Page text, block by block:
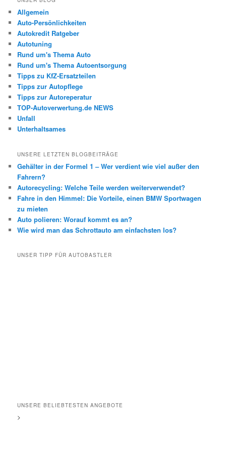
Allgemein
Auto-Persönlichkeiten
Autokredit Ratgeber
Autotuning
Rund um's Thema Auto
Rund um's Thema Autoentsorgung
Tipps zu KfZ-Ersatzteilen
Tipps zur Autopflege
Tipps zur Autoreperatur
TOP-Autoverwertung.de NEWS
Unfall
Unterhaltsames
UNSERE LETZTEN BLOGBEITRÄGE
Gehälter in der Formel 1 – Wer verdient wie viel außer den
Fahrern?
Autorecycling: Welche Teile werden weiterverwendet?
Fahre in den Himmel: Die Vorteile, einen BMW Sportwagen
zu mieten
Auto polieren: Worauf kommt es an?
Wie wird man das Schrottauto am einfachsten los?
UNSER TIPP FÜR AUTOBASTLER
UNSERE BELIEBTESTEN ANGEBOTE
>